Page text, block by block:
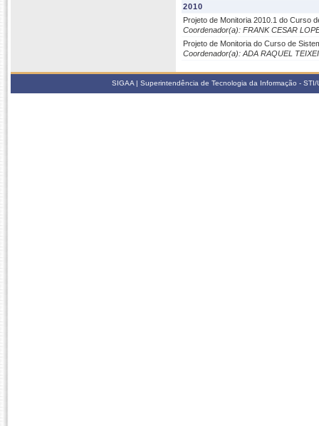
2010
Projeto de Monitoria 2010.1 do Curso
Coordenador(a): FRANK CESAR
Projeto de Monitoria do Curso de
Coordenador(a): ADA RAQUEL
SIGAA | Superintendência de Tecnologia da Informação -